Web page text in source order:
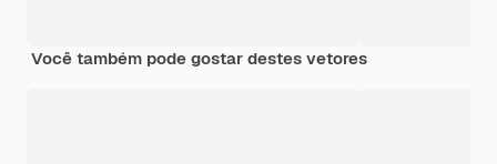
Você também pode gostar destes vetores